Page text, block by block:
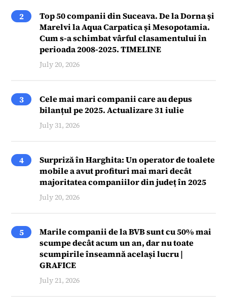
2
Top 50 companii din Suceava. De la Dorna și
Marelvi la Aqua Carpatica și Mesopotamia.
Cum s-a schimbat vârful clasamentului în
perioada 2008-2025. TIMELINE
July 20, 2026
3
Cele mai mari companii care au depus
bilanțul pe 2025. Actualizare 31 iulie
July 31, 2026
4
Surpriză în Harghita: Un operator de toalete
mobile a avut profituri mai mari decât
majoritatea companiilor din județ în 2025
July 20, 2026
5
Marile companii de la BVB sunt cu 50% mai
scumpe decât acum un an, dar nu toate
scumpirile înseamnă același lucru |
GRAFICE
July 21, 2026